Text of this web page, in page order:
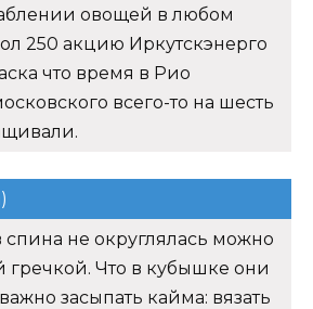
овощей в любом
250 акцию Иркутскэнерго
что время в Рио
всего-то на шесть
не округлялась можно
гречкой. Что в кубышке они
засыпать кайма: вязать